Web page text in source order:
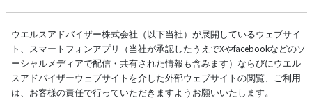
ウエルスアドバイザー株式会社（以下当社）が展開しているウェブサイ
ト、スマートフォンアプリ（当社が承認したうえでXやfacebookなどのソ
ーシャルメディアで配信・共有された情報も含みます）ならびにウエル
スアドバイザーウェブサイトを介した外部ウェブサイトの閲覧、ご利用
は、お客様の責任で行っていただきますようお願いいたします。